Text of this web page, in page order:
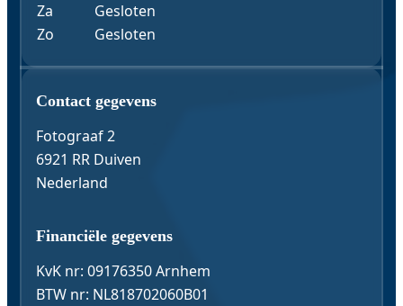
Za
Gesloten
Zo
Gesloten
Contact & Gegevens
Contact gegevens
Fotograaf 2
6921 RR Duiven
Nederland
Financiële gegevens
KvK nr: 09176350 Arnhem
BTW nr: NL818702060B01